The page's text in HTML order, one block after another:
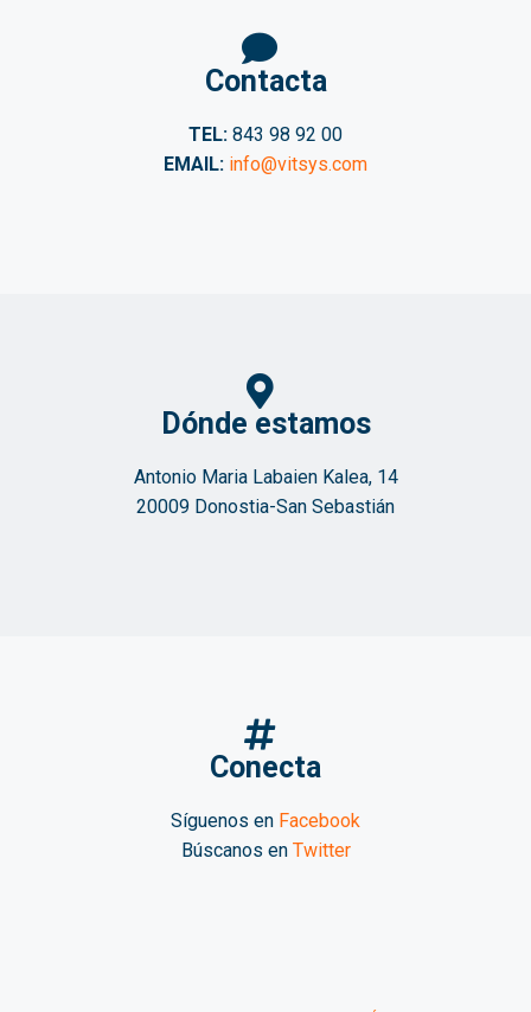
Contacta
TEL: 843 98 92 00
EMAIL: info@vitsys.com
Dónde estamos
Antonio Maria Labaien Kalea, 14
20009 Donostia-San Sebastián
Conecta
Síguenos en Facebook
Búscanos en Twitter